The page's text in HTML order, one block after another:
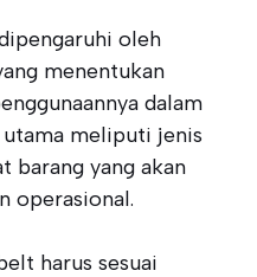
oleh
menentukan
dalam
meliputi jenis
barang yang akan
operasional.
harus sesuai